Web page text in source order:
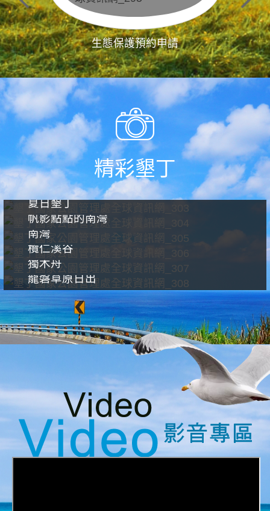
生態保護預約申請
精彩墾丁
夏日墾丁
帆影點點的南灣
南灣
欖仁溪谷
獨木舟
龍磐草原日出